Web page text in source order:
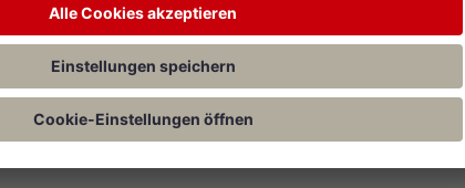
Die Rentenzahlung sei für die gesamte Lebensdauer des Onkels zu
die durch die Übertragung der Immobilie anfällt, abgezogen
der Immobilie steht und damit keine Schenkung darstellt.
zugrundezulegenund folglich einen möglichst hohen